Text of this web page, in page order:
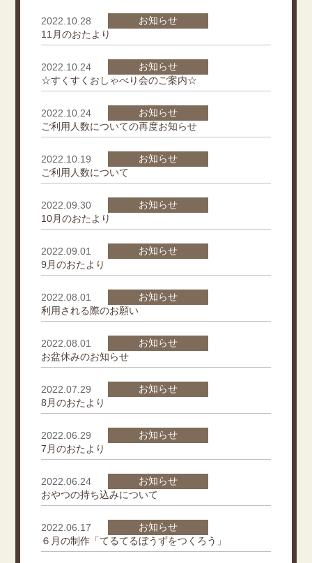
2022.10.28
お知らせ
11月のおたより
2022.10.24
お知らせ
☆すくすくおしゃべり会のご案内☆
2022.10.24
お知らせ
ご利用人数についての再度お知らせ
2022.10.19
お知らせ
ご利用人数について
2022.09.30
お知らせ
10月のおたより
2022.09.01
お知らせ
9月のおたより
2022.08.01
お知らせ
利用される際のお願い
2022.08.01
お知らせ
お盆休みのお知らせ
2022.07.29
お知らせ
8月のおたより
2022.06.29
お知らせ
7月のおたより
2022.06.24
お知らせ
おやつの持ち込みについて
2022.06.17
お知らせ
６月の制作「てるてるぼうずをつくろう」